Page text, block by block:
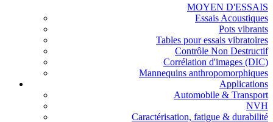
MOYEN D'ESSAIS
Essais Acoustiques
Pots vibrants
Tables pour essais vibratoires
Contrôle Non Destructif
Corrélation d'images (DIC)
Mannequins anthropomorphiques
Applications
Automobile & Transport
NVH
Caractérisation, fatigue & durabilité